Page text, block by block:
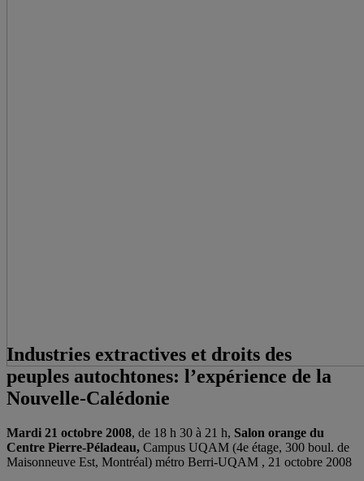
Industries extractives et droits des
peuples autochtones: l’expérience de la
Nouvelle-Calédonie
Mardi 21 octobre 2008, de 18 h 30 à 21 h, Salon orange du
Centre Pierre-Péladeau, Campus UQAM (4e étage, 300 boul. de
Maisonneuve Est, Montréal) métro Berri-UQAM , 21 octobre 2008